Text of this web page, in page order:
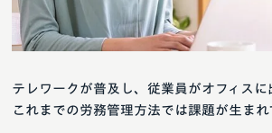
テレワークが普及し、従業員がオフィスに
これまでの労務管理方法では課題が生まれ